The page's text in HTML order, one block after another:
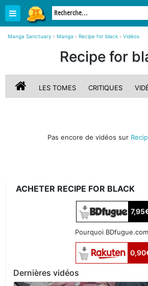
Manga Sanctuary › Manga › Recipe for black › Vidéos
Recipe for
LES TOMES CRITIQUES
Pas encore de vidéos sur
ACHETER RECIPE FOR BLACK
Pourquoi
Dernières vidéos